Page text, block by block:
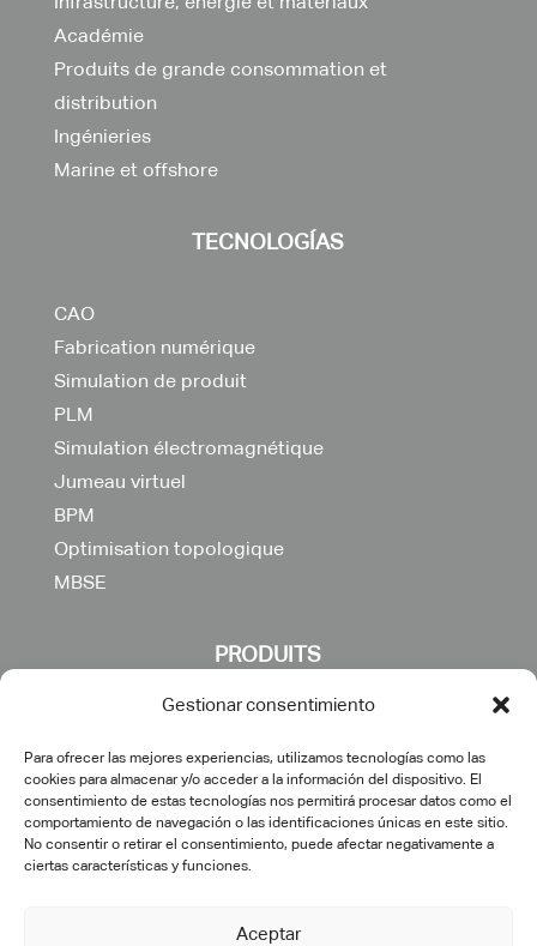
Gestionar consentimiento
Para ofrecer las mejores experiencias, utilizamos tecnologías como las
cookies para almacenar y/o acceder a la información del dispositivo. El
consentimiento de estas tecnologías nos permitirá procesar datos como el
comportamiento de navegación o las identificaciones únicas en este sitio.
No consentir o retirar el consentimiento, puede afectar negativamente a
ciertas características y funciones.
Aceptar
Académie
Produits de grande consommation et
distribution
Ingénieries
Marine et offshore
TECNOLOGÍAS
CAO
Fabrication numérique
Simulation de produit
PLM
Simulation électromagnétique
Jumeau virtuel
BPM
Optimisation topologique
MBSE
PRODUITS
CATIA
DELMIA
ENOVIA
SIMULIA